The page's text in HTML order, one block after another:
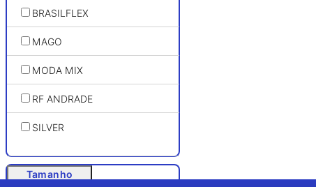
BRASILFLEX
MAGO
MODA MIX
RF ANDRADE
SILVER
Tamanho